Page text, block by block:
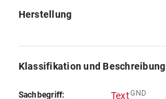
Herstellung
Klassifikation und Beschreibung
Sachbegriff: TextGND